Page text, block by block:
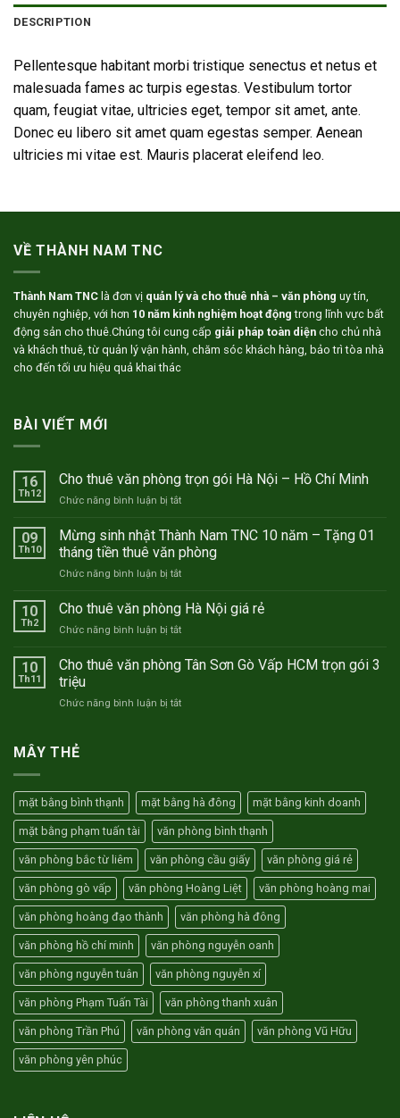
DESCRIPTION
Pellentesque habitant morbi tristique senectus et netus et
malesuada fames ac turpis egestas. Vestibulum tortor
quam, feugiat vitae, ultricies eget, tempor sit amet, ante.
Donec eu libero sit amet quam egestas semper. Aenean
ultricies mi vitae est. Mauris placerat eleifend leo.
VỀ THÀNH NAM TNC
Thành Nam TNC là đơn vị quản lý và cho thuê nhà – văn phòng uy tín,
chuyên nghiệp, với hơn 10 năm kinh nghiệm hoạt động trong lĩnh vực bất
động sản cho thuê.Chúng tôi cung cấp giải pháp toàn diện cho chủ nhà
và khách thuê, từ quản lý vận hành, chăm sóc khách hàng, bảo trì tòa nhà
cho đến tối ưu hiệu quả khai thác
BÀI VIẾT MỚI
16
Th12
Cho thuê văn phòng trọn gói Hà Nội – Hồ Chí Minh
Chức năng bình luận bị tắtở
thuê
văn
phòng
trọn
Hà
–
Chí
09
Th10
Mừng sinh nhật Thành Nam TNC 10 năm – Tặng 01
tháng tiền thuê văn phòng
Chức năng bình luận bị tắtở
sinh
Thành
TNC
–
văn
phòng
10
Th2
Cho thuê văn phòng Hà Nội giá rẻ
Chức năng bình luận bị tắtở
thuê
Hà
10
Th11
Cho thuê văn phòng Tân Sơn Gò Vấp HCM trọn gói 3
triệu
Chức năng bình luận bị tắtở
Sơn
Gò
Vấp
trọn
gói
3
triệu
MÂY THẺ
mặt bằng bình thạnh mặt bằng hà đông mặt bằng kinh doanh
mặt bằng phạm tuấn tài văn phòng bình thạnh
văn phòng bắc từ liêm văn phòng cầu giấy văn phòng giá rẻ
văn phòng gò vấp văn phòng Hoàng Liệt văn phòng hoàng mai
văn phòng hoàng đạo thành văn phòng hà đông
văn phòng hồ chí minh văn phòng nguyễn oanh
văn phòng nguyễn tuân văn phòng nguyễn xí
văn phòng Phạm Tuấn Tài văn phòng thanh xuân
văn phòng Trần Phú văn phòng văn quán văn phòng Vũ Hữu
văn phòng yên phúc